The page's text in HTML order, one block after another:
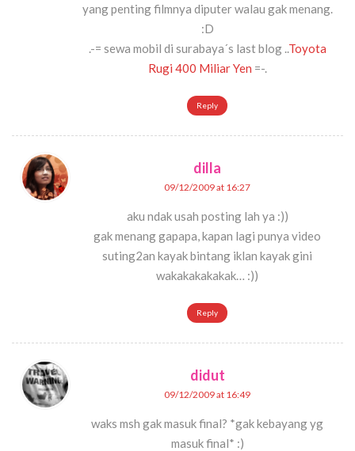
yang penting filmnya diputer walau gak menang.
:D
.-= sewa mobil di surabaya´s last blog .. Toyota
Rugi 400 Miliar Yen =-.
Reply
dilla
09/12/2009 at 16:27
aku ndak usah posting lah ya :))
gak menang gapapa, kapan lagi punya video
suting2an kayak bintang iklan kayak gini
wakakakakakak… :))
Reply
didut
09/12/2009 at 16:49
waks msh gak masuk final? *gak kebayang yg
masuk final* :)